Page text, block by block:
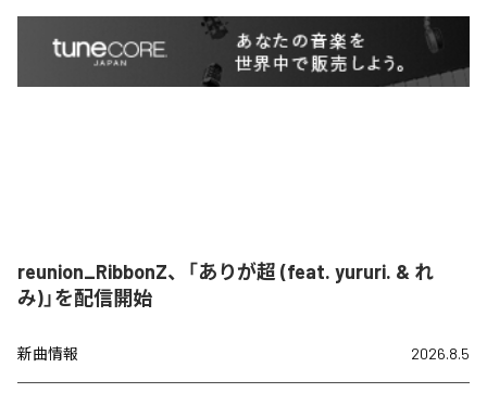
reunion_RibbonZ、「ありが超 (feat. yururi. & れ
み)」を配信開始
新曲情報 2026.8.5